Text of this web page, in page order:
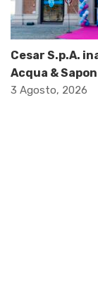
Cesar S.p.A.
Acqua &
3 Agosto, 2026